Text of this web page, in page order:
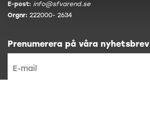
E-post: info@sfvarend.se
Orgnr: 222000- 2634
Prenumerera på våra nyhetsbrev